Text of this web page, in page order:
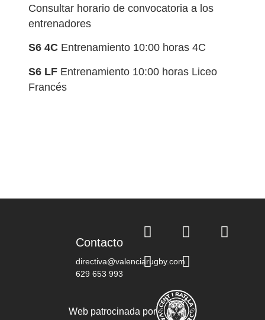
Consultar horario de convocatoria a los
entrenadores
S6 4C Entrenamiento 10:00 horas 4C
S6 LF Entrenamiento 10:00 horas Liceo
Francés
Contacto
directiva@valenciarugby.com
629 653 993
Web patrocinada por